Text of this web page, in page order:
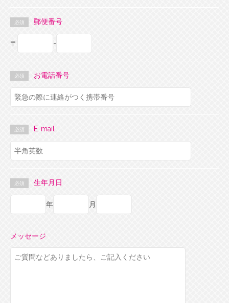
必須 郵便番号
〒 -
必須 お電話番号
必須 E-mail
必須 生年月日
年 月
メッセージ